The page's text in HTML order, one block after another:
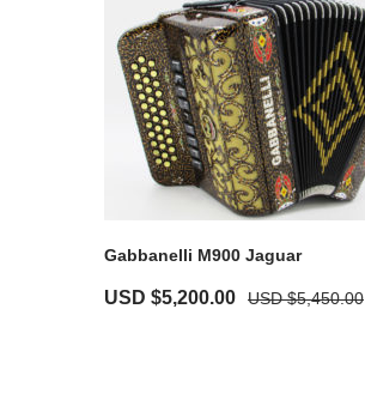
Gabbanelli M900 Jaguar
USD $5,450.00
USD $5,200.00